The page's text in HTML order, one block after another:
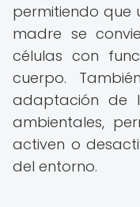
permitiendo que
madre se
células con
cuerpo.
adaptación de
ambientales,
activen o
del entorno.